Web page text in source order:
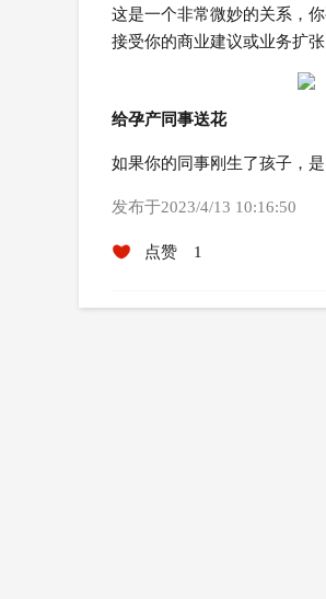
这是一个非常微妙的关系，
接受你的商业建议或业务扩
给孕产同事送花
如果你的同事刚生了孩子，
发布于2023/4/13 10:16:50
点赞 1